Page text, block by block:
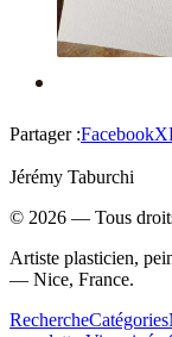
Partager :FacebookX
Jérémy Taburchi
© 2026 — Tous
Artiste plasticien,
— Nice, France.
RechercheCatégories